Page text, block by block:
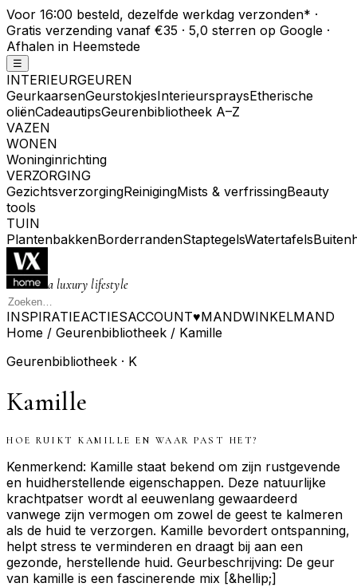
Voor 16:00 besteld, dezelfde werkdag verzonden* ·
Gratis verzending vanaf €35 · 5,0 sterren op Google ·
Afhalen in Heemstede
☰
INTERIEURGEUREN
GeurkaarsenGeurstokjesInterieurspraysEtherische
oliënCadeautipsGeurenbibliotheek A–Z
VAZEN
WONEN
Woninginrichting
VERZORGING
GezichtsverzorgingReinigingMists & verfrissingBeauty
tools
TUIN
PlantenbakkenBorderrandenStaptegelsWatertafels
a luxury lifestyle
INSPIRATIEACTIESACCOUNT♥MANDWINKELMAND
Home / Geurenbibliotheek / Kamille
Geurenbibliotheek · K
Kamille
HOE RUIKT KAMILLE EN WAAR PAST HET?
Kenmerkend: Kamille staat bekend om zijn rustgevende
en huidherstellende eigenschappen. Deze natuurlijke
krachtpatser wordt al eeuwenlang gewaardeerd
vanwege zijn vermogen om zowel de geest te kalmeren
als de huid te verzorgen. Kamille bevordert ontspanning,
helpt stress te verminderen en draagt bij aan een
gezonde, herstellende huid. Geurbeschrijving: De geur
van kamille is een fascinerende mix [&hellip;]